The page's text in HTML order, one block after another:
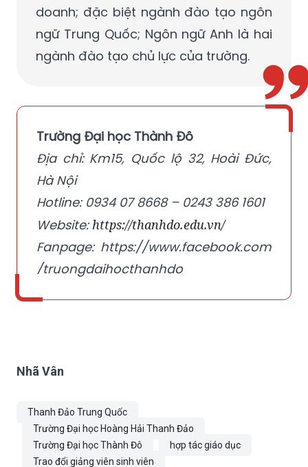
doanh; đặc biệt ngành đào tạo ngôn
ngữ Trung Quốc; Ngôn ngữ Anh là hai
ngành đào tạo chủ lực của trường.
Trường Đại học Thành Đô
Địa chỉ: Km15, Quốc lộ 32, Hoài Đức,
Hà Nội
Hotline: 0934 07 8668 – 0243 386 1601
Website: https://thanhdo.edu.vn/
Fanpage: https://www.facebook.com
/truongdaihocthanhdo
Nhã Vân
Thanh Đảo Trung Quốc
Trường Đại học Hoàng Hải Thanh Đảo
Trường Đại học Thành Đô
hợp tác giáo dục
Trao đổi giảng viên sinh viên